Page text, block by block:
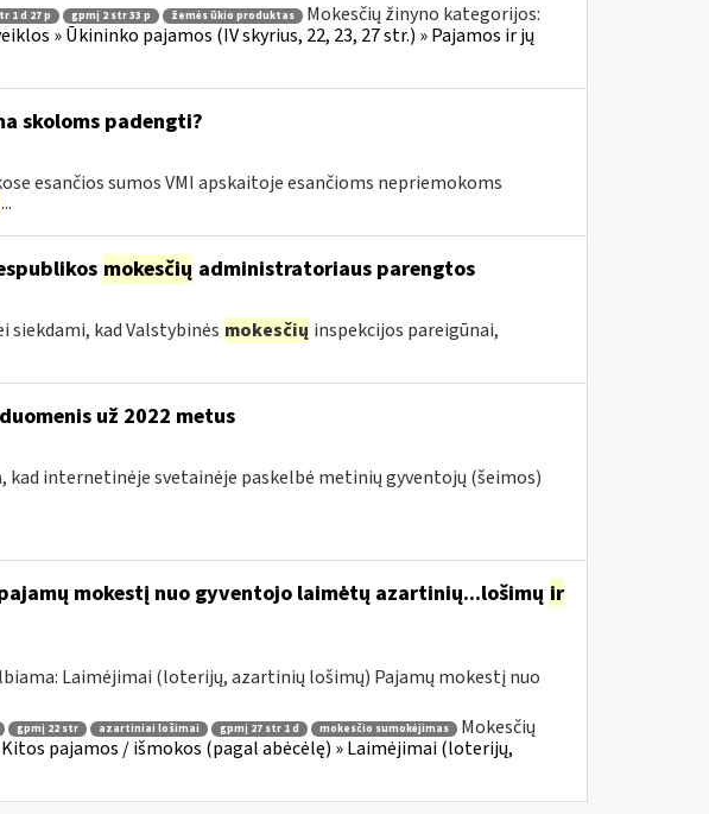
1 d 27 p gpmį 2 str 33 p žemės ūkio produktas
Mokesčių žinyno kategorijos:
» Ūkininko pajamos (IV skyrius, 22, 23, 27 str.) » Pajamos ir jų
skoloms padengti?
esančios sumos VMI apskaitoje esančioms nepriemokoms
...
mokesčių administratoriaus parengtos
siekdami, kad Valstybinės mokesčių inspekcijos pareigūnai,
už 2022 metus
kad internetinėje svetainėje paskelbė metinių gyventojų (šeimos)
mokestį nuo gyventojo laimėtų azartinių...lošimų ir
Laimėjimai (loterijų, azartinių lošimų) Pajamų mokestį nuo
gpmį 22 str azartiniai lošimai gpmį 27 str 1 d mokesčio sumokėjimas
Mokesčių
pajamos / išmokos (pagal abėcėlę) » Laimėjimai (loterijų,